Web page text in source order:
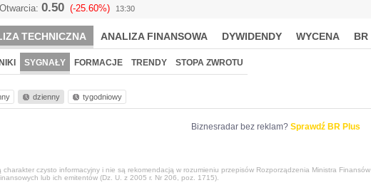
0.50 (-25.60%) 13:30
TECHNICZNA ANALIZA FINANSOWA DYWIDENDY WYCENA
SYGNAŁY FORMACJE TRENDY STOPA ZWROTU
dzienny tygodniowy
Biznesradar bez reklam? Sprawdź BR Plus
czysto informacyjny i nie są rekomendacją w rozumieniu przepisów Rozporządzenia Ministra
lub ich emitentów (Dz. U. z 2005 r. Nr 206, poz. 1715).